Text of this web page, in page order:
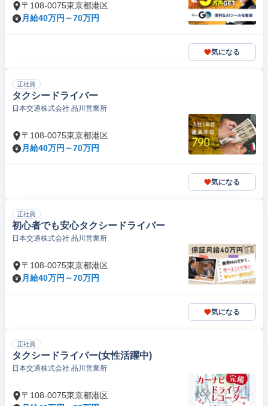
〒108-0075東京都港区
月給40万円～70万円
気になる
正社員
タクシードライバー
日本交通株式会社 品川営業所
〒108-0075東京都港区
月給40万円～70万円
気になる
正社員
初心者でも安心タクシードライバー
日本交通株式会社 品川営業所
〒108-0075東京都港区
月給40万円～70万円
気になる
正社員
タクシードライバー(女性活躍中)
日本交通株式会社 品川営業所
〒108-0075東京都港区